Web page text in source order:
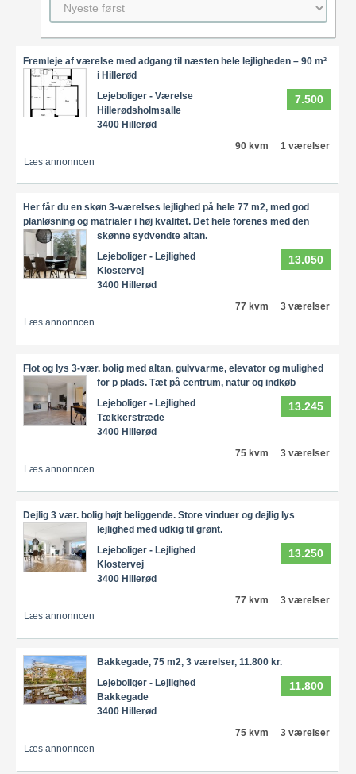
Fremleje af værelse med adgang til næsten hele lejligheden – 90 m²
i Hillerød
7.500
Lejeboliger - Værelse
Hillerødsholmsalle
3400 Hillerød
90 kvm
1 værelser
Læs annonncen
Her får du en skøn 3-værelses lejlighed på hele 77 m2, med god
planløsning og matrialer i høj kvalitet. Det hele forenes med den
skønne sydvendte altan.
13.050
Lejeboliger - Lejlighed
Klostervej
3400 Hillerød
77 kvm
3 værelser
Læs annonncen
Flot og lys 3-vær. bolig med altan, gulvvarme, elevator og mulighed
for p plads. Tæt på centrum, natur og indkøb
13.245
Lejeboliger - Lejlighed
Tækkerstræde
3400 Hillerød
75 kvm
3 værelser
Læs annonncen
Dejlig 3 vær. bolig højt beliggende. Store vinduer og dejlig lys
lejlighed med udkig til grønt.
13.250
Lejeboliger - Lejlighed
Klostervej
3400 Hillerød
77 kvm
3 værelser
Læs annonncen
Bakkegade, 75 m2, 3 værelser, 11.800 kr.
11.800
Lejeboliger - Lejlighed
Bakkegade
3400 Hillerød
75 kvm
3 værelser
Læs annonncen